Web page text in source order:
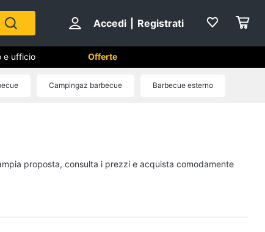
Accedi Registrati
Vedi tutti
e ufficio Offerte
Campingaz barbecue Barbecue esterno
proposta, consulta i prezzi e acquista comodamente